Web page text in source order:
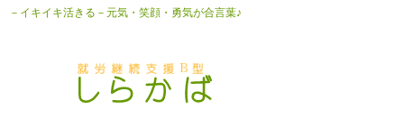
－イキイキ活きる－元気・笑顔・勇気が合言葉♪